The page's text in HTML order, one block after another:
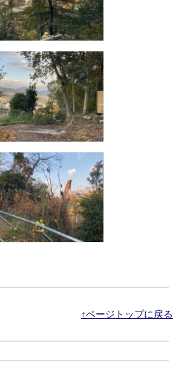
↑ページトップに戻る